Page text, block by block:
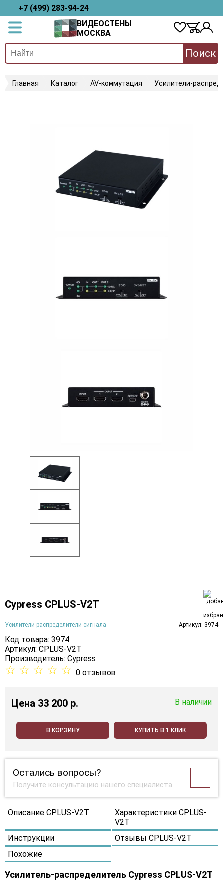
+7 (499) 283-94-24
ВИДЕОСТЕНЫ
МОСКВА
Поиск
Главная Каталог AV-коммутация Усилители-
Cypress CPLUS-V2T
Усилители-распределители сигнала Артикул: 3974
Код товара: 3974
Артикул: CPLUS-V2T
Производитель: Cypress
☆ ☆ ☆ ☆ ☆ 0 отзывов
Цена 33 200 p. В наличии
В КОРЗИНУ КУПИТЬ В 1 КЛИК
Остались вопросы?
Получите консультацию нашего специалиста
Описание CPLUS-V2T
Характеристики CPLUS-
V2T
Инструкции
Отзывы CPLUS-V2T
Похожие
Усилитель-распределитель Cypress CPLUS-V2T